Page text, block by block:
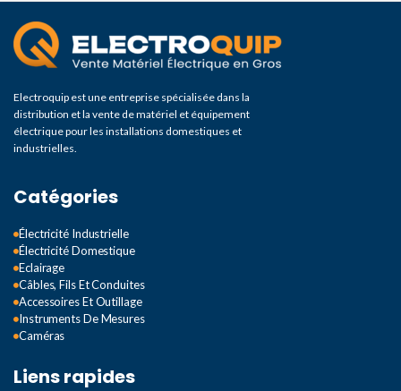
Electroquip est une entreprise spécialisée dans la
distribution et la vente de matériel et équipement
électrique pour les installations domestiques et
industrielles.
Catégories
Électricité Industrielle
Électricité Domestique
Eclairage
Câbles, Fils Et Conduites
Accessoires Et Outillage
Instruments De Mesures
Caméras
Liens rapides